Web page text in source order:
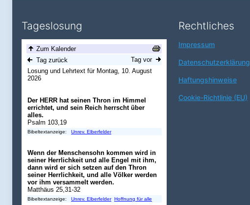
Tageslosung Rechtliches
Impressum
Datenschutzerklärung
Haftungshinweise
Cookie-Richtlinie (EU)